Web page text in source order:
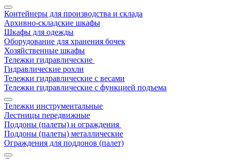
Контейнеры для производства и склада
Архивно-складские шкафы
Шкафы для одежды
Оборудование для хранения бочек
Хозяйственные шкафы
Тележки гидравлические
Гидравлические рохли
Тележки гидравлические с весами
Тележки гидравлические с функцией подъема
Тележки инструментальные
Лестницы передвижные
Поддоны (палеты) и ограждения
Поддоны (палеты) металлические
Ограждения для поддонов (палет)